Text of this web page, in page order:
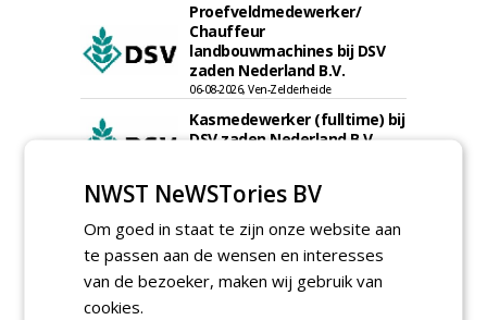
Proefveldmedewerker/
Chauffeur
landbouwmachines bij DSV
zaden Nederland B.V.
06-08-2026, Ven-Zelderheide
Kasmedewerker (fulltime) bij
DSV zaden Nederland B.V.
Groeiplaats specialist bij
30-07-2026, Schalkwijk
Boominspecteur bij
Boomtotaalzorg24-40 uur
NWST NeWSTories BV
Om goed in staat te zijn onze website aan
te passen aan de wensen en interesses
van de bezoeker, maken wij gebruik van
cookies.